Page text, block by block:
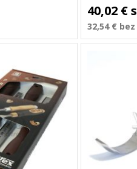
40,02 €
32,54 € bez